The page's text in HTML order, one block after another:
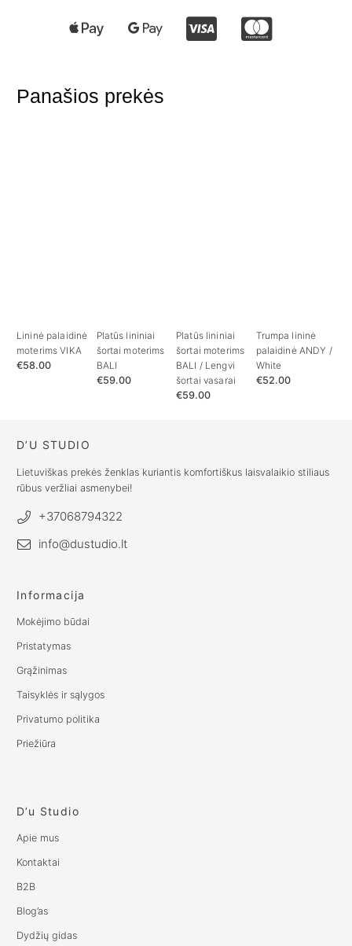
Panašios prekės
Lininė palaidinė
moterims VIKA
€58.00
Platūs lininiai
šortai moterims
BALI
€59.00
Platūs lininiai
šortai moterims
BALI / Lengvi
šortai vasarai
€59.00
Trumpa lininė
palaidinė ANDY /
White
€52.00
D’U STUDIO
Lietuviškas prekės ženklas kuriantis komfortiškus laisvalaikio stiliaus
rūbus veržliai asmenybei!
+37068794322
info@dustudio.lt
Informacija
Mokėjimo būdai
Pristatymas
Grąžinimas
Taisyklės ir sąlygos
Privatumo politika
Priežiūra
D’u Studio
Apie mus
Kontaktai
B2B
Blog’as
Dydžių gidas